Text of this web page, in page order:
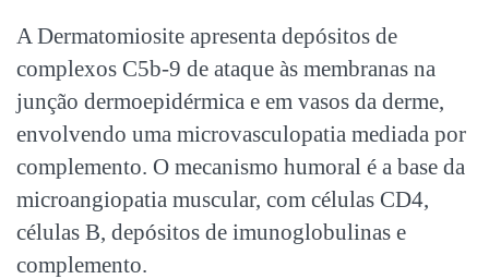
A Dermatomiosite apresenta depósitos de
complexos C5b-9 de ataque às membranas na
junção dermoepidérmica e em vasos da derme,
envolvendo uma microvasculopatia mediada por
complemento. O mecanismo humoral é a base da
microangiopatia muscular, com células CD4,
células B, depósitos de imunoglobulinas e
complemento.